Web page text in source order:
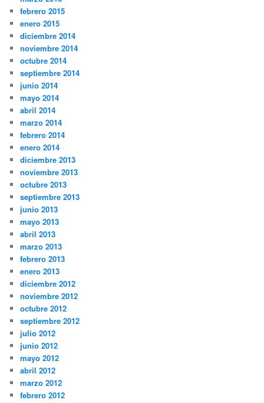
febrero 2015
enero 2015
diciembre 2014
noviembre 2014
octubre 2014
septiembre 2014
junio 2014
mayo 2014
abril 2014
marzo 2014
febrero 2014
enero 2014
diciembre 2013
noviembre 2013
octubre 2013
septiembre 2013
junio 2013
mayo 2013
abril 2013
marzo 2013
febrero 2013
enero 2013
diciembre 2012
noviembre 2012
octubre 2012
septiembre 2012
julio 2012
junio 2012
mayo 2012
abril 2012
marzo 2012
febrero 2012